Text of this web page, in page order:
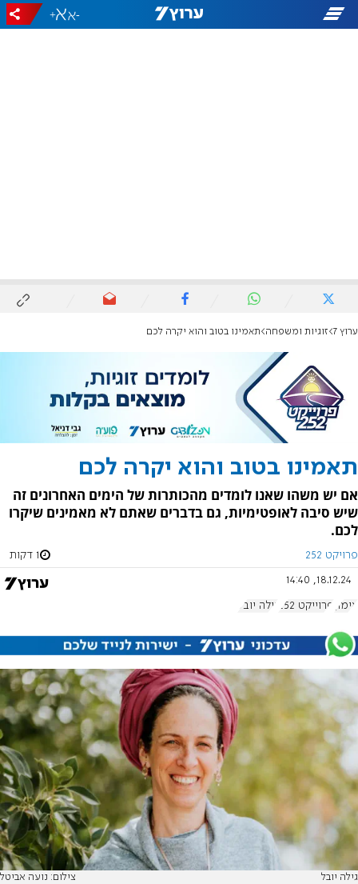
-
+
ערוץ 7 זוגיות ומשפחה תאמינו בטוב והוא יקרה לכם
תאמינו בטוב והוא יקרה לכם
אם יש משהו שאנו לומדים מהכותרות של הימים האחרונים זה
שיש סיבה לאופטימיות, גם בדברים שאתם לא מאמינים שיקרו
לכם.
פרויקט 252 1 דקות
18.12.24, 14:40
אימון פרוייקט 252 גילה יובל
גילה יובל צילום: נועה אביטל